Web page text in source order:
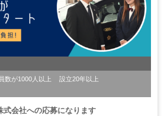
数が1000人以上
設立20年以上
式会社への応募になります